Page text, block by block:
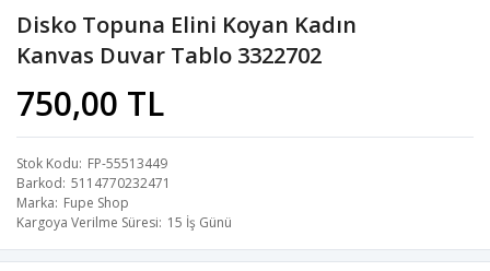
Disko Topuna Elini Koyan Kadın
Kanvas Duvar Tablo 3322702
750,00 TL
Stok Kodu FP-55513449
Barkod 5114770232471
Marka Fupe Shop
Kargoya Verilme Süresi 15 İş Günü